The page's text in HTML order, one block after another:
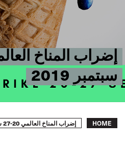
سبتمبر 2019
Breadcrumb
HOME إضراب المناخ العالمي 20-27 سبتمبر 2019